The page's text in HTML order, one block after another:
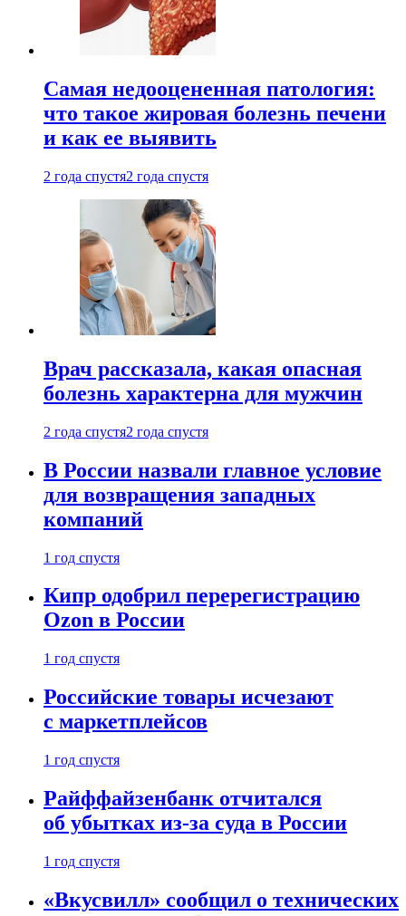
Самая недооцененная патология:
что такое жировая болезнь печени
и как ее выявить
2 года спустя2 года спустя
Врач рассказала, какая опасная
болезнь характерна для мужчин
2 года спустя2 года спустя
В России назвали главное условие
для возвращения западных
компаний
1 год спустя
Кипр одобрил перерегистрацию
Ozon в России
1 год спустя
Российские товары исчезают
с маркетплейсов
1 год спустя
Райффайзенбанк отчитался
об убытках из-за суда в России
1 год спустя
«Вкусвилл» сообщил о технических